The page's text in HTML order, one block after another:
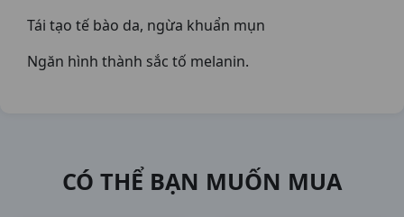
Tái tạo tế bào da, ngừa khuẩn mụn
Ngăn hình thành sắc tố melanin.
CÓ THỂ BẠN MUỐN MUA